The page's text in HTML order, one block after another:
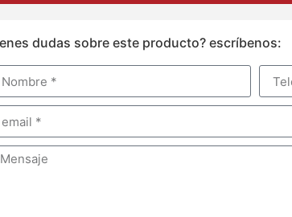
dudas sobre este producto? escríbenos: